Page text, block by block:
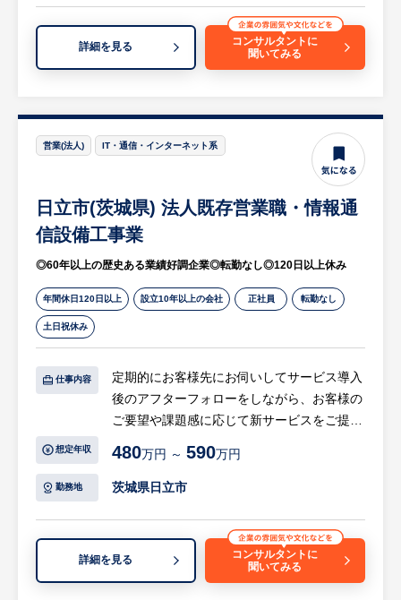
いくため、新たな事業創出・事業開発の実務
経験とスキルアップにつながります。
・顧客提案や検討のために日立グループのデ
将来的にはプロジェクトマネージャーとなり
プロジェクト全体を統括する立場をめざして
いただくことを期待しております。様々なプ
のスキルアップと共にプロジェクトマネージ
ャーをサポートする中で、マネージャーとし
【働く環境】
【①配属組織/チーム】
原子力制御システム設計部の原子力DXグル
ープに配属いただきます。グループには30～
数の一体感を持ったグループのため、相談や
プロジェクト単位で数名の社員がパートナー
各社メンバと協力し合い、業務を推進する形
・日本のエネルギー、電力事業に携わる企業
なので、景気にあまり左右されず安定した経
業なので、これからも働く環境はより良いも
のに
詳細を見る
コンサルタントに
聞いてみる
営業(法人) IT・通信・インターネット系
日立市(茨城県) 法人既存営業職・情報通
信設備工事業
◎60年以上の歴史ある業績好調企業◎転勤なし◎120日以上休み
年間休日120日以上 設立10年以上の会社 正社員 転勤なし
土日祝休み
仕事内容
定期的にお客様先にお伺いしてサービス導入
後のアフターフォローをしながら、お客様の
ご要望や課題感に応じて新サービスをご提案
ともございます。
想定年収 480万円 ～ 590万円
勤務地 茨城県日立市
詳細を見る
コンサルタントに
聞いてみる